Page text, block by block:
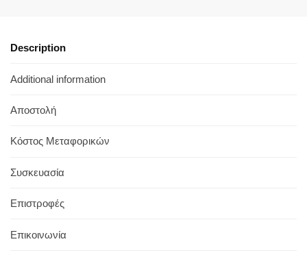
Description
Additional information
Αποστολή
Κόστος Μεταφορικών
Συσκευασία
Επιστροφές
Επικοινωνία